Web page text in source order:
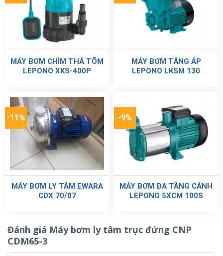
MÁY BƠM CHÌM THẢ TÕM
LEPONO XKS-400P
MÁY BƠM TĂNG ÁP
LEPONO LKSM 130
-11%
MÁY BƠM LY TÂM EWARA
CDX 70/07
-9%
MÁY BƠM ĐA TẦNG CÁNH
LEPONO 5XCM 100S
Đánh giá Máy bơm ly tâm trục đứng CNP
CDM65-3